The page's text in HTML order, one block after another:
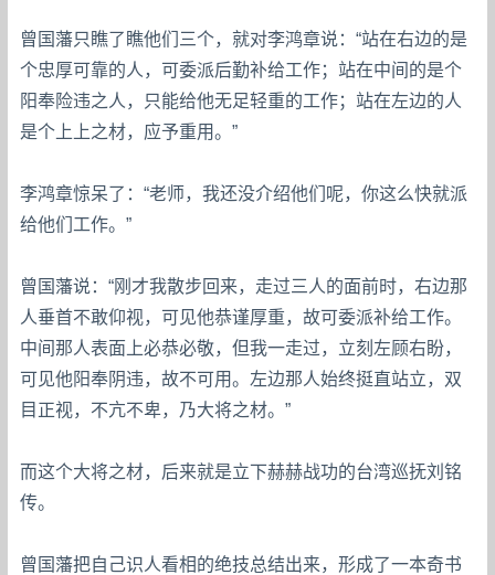
曾国藩只瞧了瞧他们三个，就对李鸿章说：“站在右边的是
个忠厚可靠的人，可委派后勤补给工作；站在中间的是个
阳奉险违之人，只能给他无足轻重的工作；站在左边的人
是个上上之材，应予重用。”
李鸿章惊呆了：“老师，我还没介绍他们呢，你这么快就派
给他们工作。”
曾国藩说：“刚才我散步回来，走过三人的面前时，右边那
人垂首不敢仰视，可见他恭谨厚重，故可委派补给工作。
中间那人表面上必恭必敬，但我一走过，立刻左顾右盼，
可见他阳奉阴违，故不可用。左边那人始终挺直站立，双
目正视，不亢不卑，乃大将之材。”
而这个大将之材，后来就是立下赫赫战功的台湾巡抚刘铭
传。
曾国藩把自己识人看相的绝技总结出来，形成了一本奇书